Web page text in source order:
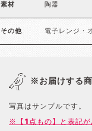
素材 陶器
その他 電子レンジ・
※お届けする
写真はサンプルです。
※【1点もの】と表記が